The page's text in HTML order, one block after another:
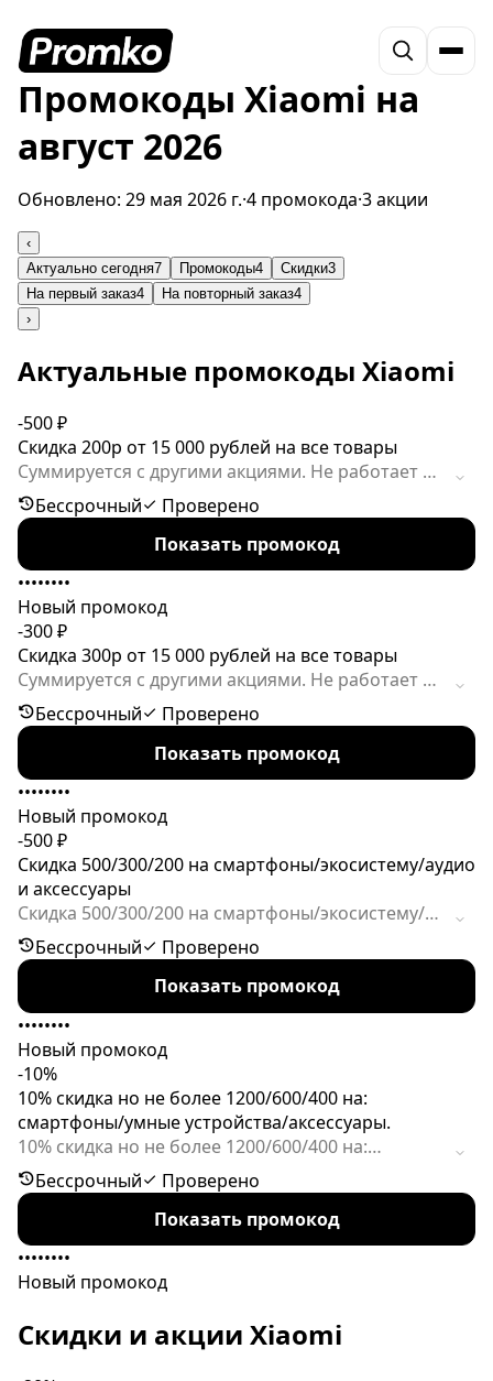
Промокоды Xiaomi на
август 2026
Обновлено: 29 мая 2026 г.·4 промокода·3 акции
‹
Актуально сегодня7 Промокоды4 Скидки3
На первый заказ4 На повторный заказ4
›
Актуальные промокоды Xiaomi
-500 ₽
Скидка 200р от 15 000 рублей на все товары
Cуммируется с другими акциями. Не работает в
рассрочку. Всегда платная доставка.Не работает
при покупке товара с подарком.
Бессрочный
Проверено
Показать промокод
••••••••
Новый промокод
-300 ₽
Скидка 300р от 15 000 рублей на все товары
Cуммируется с другими акциями. Не работает в
рассрочку. Всегда платная доставка.Не работает
при покупке товара с подарком.
Бессрочный
Проверено
Показать промокод
••••••••
Новый промокод
-500 ₽
Скидка 500/300/200 на смартфоны/экосистему/аудио
и аксессуары
Скидка 500/300/200 на смартфоны/экосистему/
аудио и аксессуары при покупке в категории
смартфон от 20 000р, экосистема от 5000р,
аксессуары от 3000р. Скидки за онлайн оплату
нет. Доставка всегда платная.
Бессрочный
Проверено
Показать промокод
••••••••
Новый промокод
-10%
10% скидка но не более 1200/600/400 на:
смартфоны/умные устройства/аксессуары.
10% скидка но не более 1200/600/400 на:
смартфоны/умные устройства/аксессуары.
Суммируется с другими акциями. Не работает в
рассрочку. Всегда платная доставка.Не работает
при покупке товара с подарком. Смартфоны от
20000
Бессрочный
Проверено
Показать промокод
••••••••
Новый промокод
Скидки и акции Xiaomi